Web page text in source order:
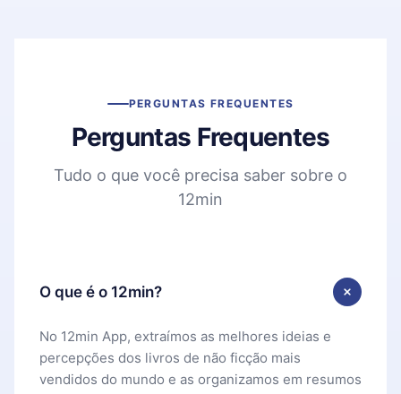
PERGUNTAS FREQUENTES
Perguntas Frequentes
Tudo o que você precisa saber sobre o
12min
O que é o 12min?
No 12min App, extraímos as melhores ideias e
percepções dos livros de não ficção mais
vendidos do mundo e as organizamos em resumos